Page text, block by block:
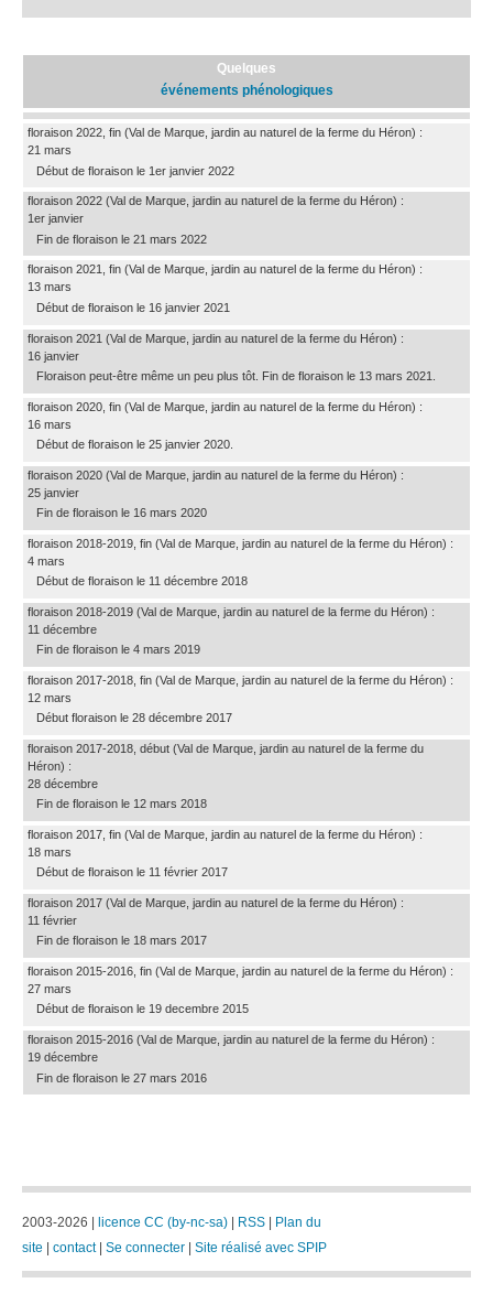
Quelques
événements phénologiques
floraison 2022, fin (Val de Marque, jardin au naturel de la ferme du Héron) :
21 mars
Début de floraison le 1er janvier 2022
floraison 2022 (Val de Marque, jardin au naturel de la ferme du Héron) :
1er janvier
Fin de floraison le 21 mars 2022
floraison 2021, fin (Val de Marque, jardin au naturel de la ferme du Héron) :
13 mars
Début de floraison le 16 janvier 2021
floraison 2021 (Val de Marque, jardin au naturel de la ferme du Héron) :
16 janvier
Floraison peut-être même un peu plus tôt. Fin de floraison le 13 mars 2021.
floraison 2020, fin (Val de Marque, jardin au naturel de la ferme du Héron) :
16 mars
Début de floraison le 25 janvier 2020.
floraison 2020 (Val de Marque, jardin au naturel de la ferme du Héron) :
25 janvier
Fin de floraison le 16 mars 2020
floraison 2018-2019, fin (Val de Marque, jardin au naturel de la ferme du Héron) :
4 mars
Début de floraison le 11 décembre 2018
floraison 2018-2019 (Val de Marque, jardin au naturel de la ferme du Héron) :
11 décembre
Fin de floraison le 4 mars 2019
floraison 2017-2018, fin (Val de Marque, jardin au naturel de la ferme du Héron) :
12 mars
Début floraison le 28 décembre 2017
floraison 2017-2018, début (Val de Marque, jardin au naturel de la ferme du
Héron) :
28 décembre
Fin de floraison le 12 mars 2018
floraison 2017, fin (Val de Marque, jardin au naturel de la ferme du Héron) :
18 mars
Début de floraison le 11 février 2017
floraison 2017 (Val de Marque, jardin au naturel de la ferme du Héron) :
11 février
Fin de floraison le 18 mars 2017
floraison 2015-2016, fin (Val de Marque, jardin au naturel de la ferme du Héron) :
27 mars
Début de floraison le 19 decembre 2015
floraison 2015-2016 (Val de Marque, jardin au naturel de la ferme du Héron) :
19 décembre
Fin de floraison le 27 mars 2016
2003-2026 | licence CC (by-nc-sa) RSS
Plan du
site
contact| Se connecter Site réalisé avec SPIP